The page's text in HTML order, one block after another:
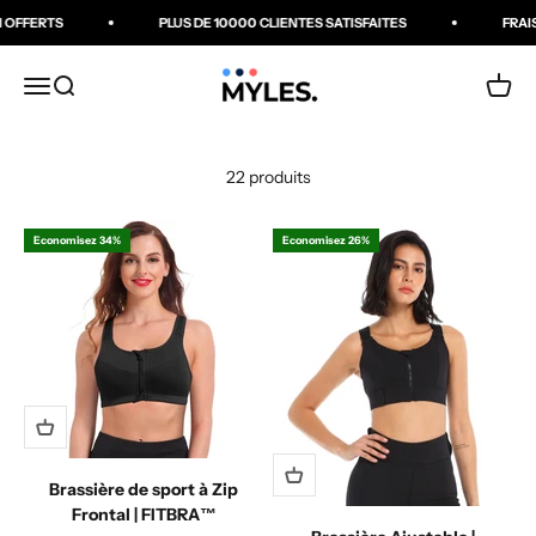
PLUS DE 10000 CLIENTES SATISFAITES FRAIS
Ouvrir la navigation
Ouvrir la recherche MYLES Boutique Voir
22 produits
Economisez 34%
Brassière de sport à Zip
Frontal | FITBRA™
Economisez 26%